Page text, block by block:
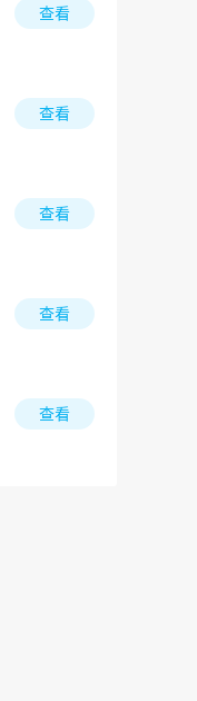
查看
查看
查看
查看
查看